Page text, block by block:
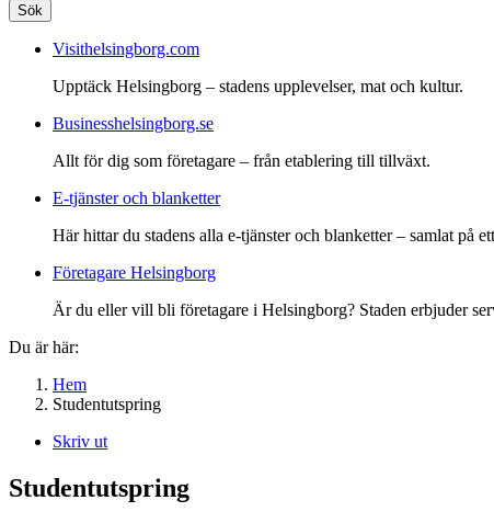
Sök
Visithelsingborg.com
Upptäck Helsingborg – stadens upplevelser, mat och kultur.
Businesshelsingborg.se
Allt för dig som företagare – från etablering till tillväxt.
E-tjänster och blanketter
Här hittar du stadens alla e-tjänster och blanketter – samlat på
Företagare Helsingborg
Är du eller vill bli företagare i Helsingborg? Staden erbjuder
Du är här:
Hem
Studentutspring
Skriv ut
Studentutspring